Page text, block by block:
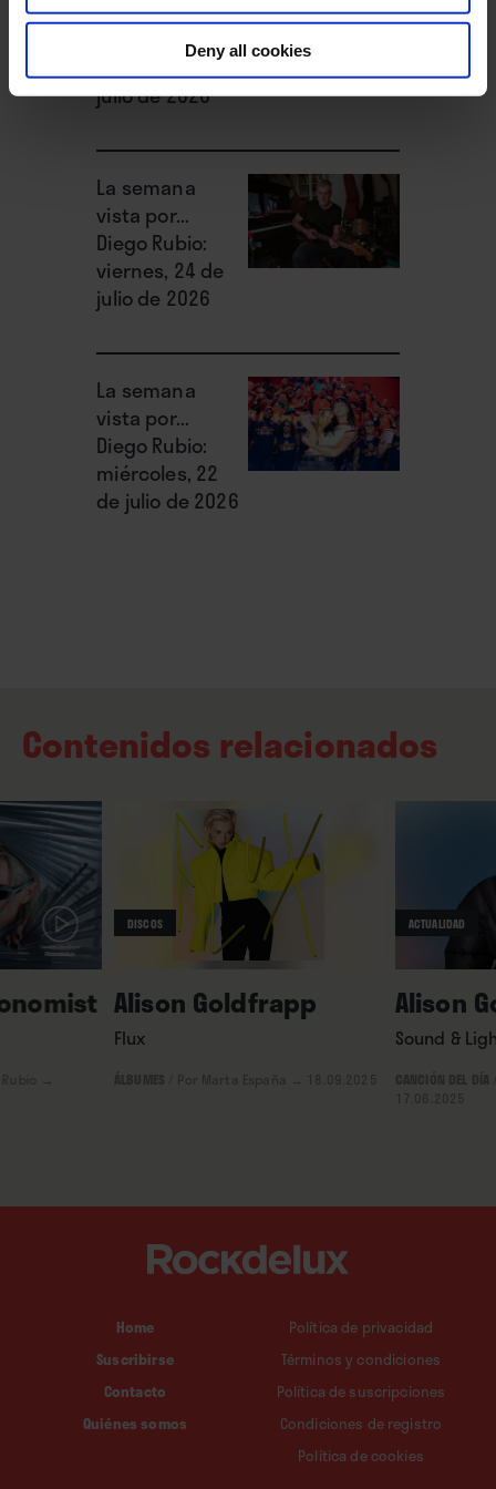
Deny all cookies
vista por... José
Manuel Caturla:
lunes, 27 de
julio de 2026
La semana
vista por...
Diego Rubio:
viernes, 24 de
julio de 2026
La semana
vista por...
Diego Rubio:
miércoles, 22
de julio de 2026
Contenidos relacionados
DISCOS
Alison Goldfrapp
Flux
ACTUALIDAD
Alison
Sound &
Home
Suscribirse
Contacto
Quiénes somos
Política de privacidad
Términos y condiciones
Política de suscripciones
Condiciones de registro
Política de cookies